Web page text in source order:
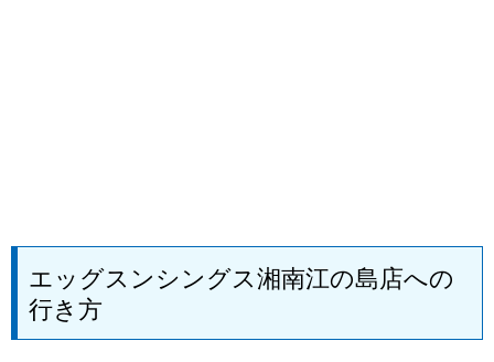
エッグスンシングス湘南江の島店への
行き方